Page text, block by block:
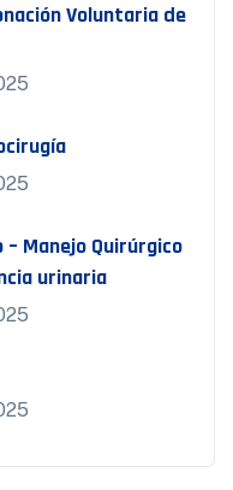
Voluntaria de
Manejo Quirúrgico
urinaria